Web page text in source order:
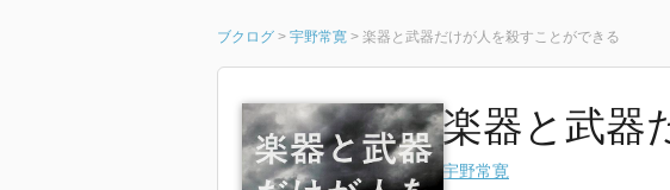
ブクログ > 宇野常寛 > 楽器と武器だけが人を殺すことができる
楽器と武器
宇野常寛